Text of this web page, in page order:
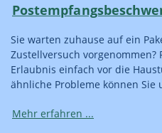
Sie warten zuhause auf ein
Zustellversuch vorgenommen?
Erlaubnis einfach vor die
ähnliche Probleme können Sie
Mehr erfahren ...